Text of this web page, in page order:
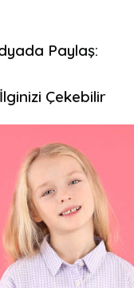
Paylaş:
Çekebilir